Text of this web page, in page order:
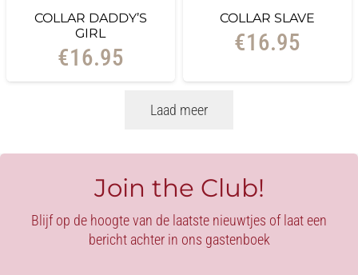
COLLAR DADDY’S
GIRL
€16.95
COLLAR SLAVE
€16.95
Laad meer
Join the Club!
Blijf op de hoogte van de laatste nieuwtjes of laat een
bericht achter in ons gastenboek